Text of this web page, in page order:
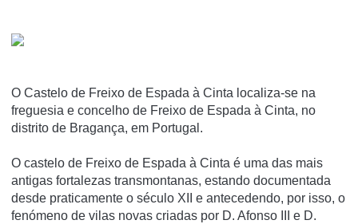
O Castelo de Freixo de Espada à Cinta localiza-se na
freguesia e concelho de Freixo de Espada à Cinta, no
distrito de Bragança, em Portugal.
O castelo de Freixo de Espada à Cinta é uma das mais
antigas fortalezas transmontanas, estando documentada
desde praticamente o século XII e antecedendo, por isso, o
fenómeno de vilas novas criadas por D. Afonso III e D.